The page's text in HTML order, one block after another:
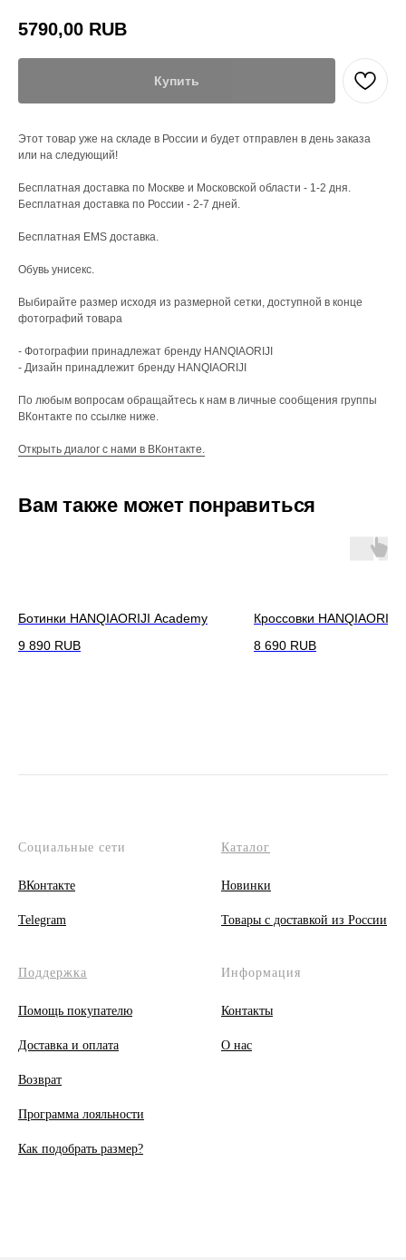
5790,00 RUB
Купить
Этот товар уже на складе в России и будет отправлен в день заказа
или на следующий!
Бесплатная доставка по Москве и Московской области - 1-2 дня.
Бесплатная доставка по России - 2-7 дней.
Бесплатная EMS доставка.
Обувь унисекс.
Выбирайте размер исходя из размерной сетки, доступной в конце
фотографий товара
- Фотографии принадлежат бренду HANQIAORIJI
- Дизайн принадлежит бренду HANQIAORIJI
По любым вопросам обращайтесь к нам в личные сообщения группы
ВКонтакте по ссылке ниже.
Открыть диалог с нами в ВКонтакте.
Вам также может понравиться
Ботинки HANQIAORIJI Academy
9 890 RUB
Кроссовки HANQIAORIJI
8 690 RUB
Социальные сети
ВКонтакте
Telegram
Каталог
Новинки
Товары с доставкой из России
Поддержка
Помощь покупателю
Доставка и оплата
Возврат
Программа лояльности
Как подобрать размер?
Информация
Контакты
О нас